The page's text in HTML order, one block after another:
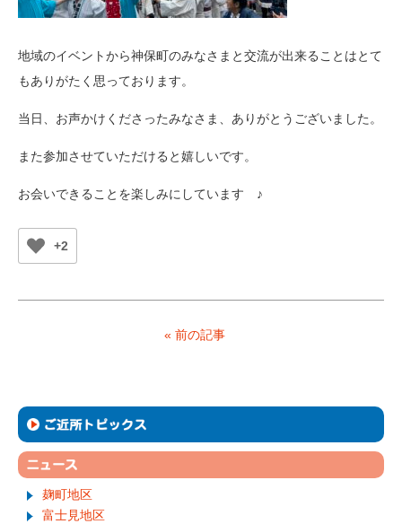
地域のイベントから神保町のみなさまと交流が出来ることはとて
もありがたく思っております。
当日、お声かけくださったみなさま、ありがとうございました。
また参加させていただけると嬉しいです。
お会いできることを楽しみにしています ♪
+2
« 前の記事
麹町地区
富士見地区